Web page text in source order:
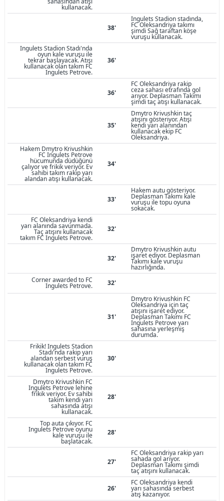
kullanacak.
38'
Ingulets Stadion stadında,
FC Oleksandriya takımı
şimdi Sağ taraftan köşe
vuruşu kullanacak.
Ingulets Stadion Stadı'nda
oyun kale vuruşu ile
tekrar başlayacak. Atışı
kullanacak olan takım FC
Ingulets Petrove.
36'
36'
FC Oleksandriya rakip
ceza sahası etrafında gol
arıyor. Deplasman Takımı
şimdi taç atışı kullanacak.
35'
Dmytro Krivushkin taç
atışını gösteriyor. Atışı
kendi yarı alanından
kullanacak ekip FC
Oleksandriya.
Hakem Dmytro Krivushkin
FC Ingulets Petrove
hücumunda düdüğünü
çalıyor ve frikik veriyor. Ev
sahibi takım rakip yarı
alandan atışı kullanacak.
34'
33'
Hakem autu gösteriyor.
Deplasman Takımı kale
vuruşu ile topu oyuna
sokacak.
FC Oleksandriya kendi
yarı alanında savunmada.
Taç atışını kullanacak
takım FC Ingulets Petrove.
32'
32'
Dmytro Krivushkin autu
işaret ediyor. Deplasman
Takımı kale vuruşu
hazırlığında.
Corner awarded to FC
Ingulets Petrove. 32'
31'
Dmytro Krivushkin FC
Oleksandriya için taç
atışını işaret ediyor.
Deplasman Takımı FC
Ingulets Petrove yarı
sahasına yerleşmiş
durumda.
Frikik! Ingulets Stadion
Stadı'nda rakip yarı
alandan serbest vuruş
kullanacak olan takım FC
Ingulets Petrove.
30'
Dmytro Krivushkin FC
Ingulets Petrove lehine
frikik veriyor. Ev sahibi
takım kendi yarı
sahasında atışı
kullanacak.
28'
Top auta çıkıyor. FC
Ingulets Petrove oyunu
kale vuruşu ile
başlatacak.
28'
27'
FC Oleksandriya rakip yarı
sahada gol arıyor.
Deplasman Takımı şimdi
taç atışını kullanacak.
26'
FC Oleksandriya kendi
yarı sahasında serbest
atış kazanıyor.